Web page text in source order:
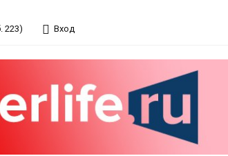
223) Вход